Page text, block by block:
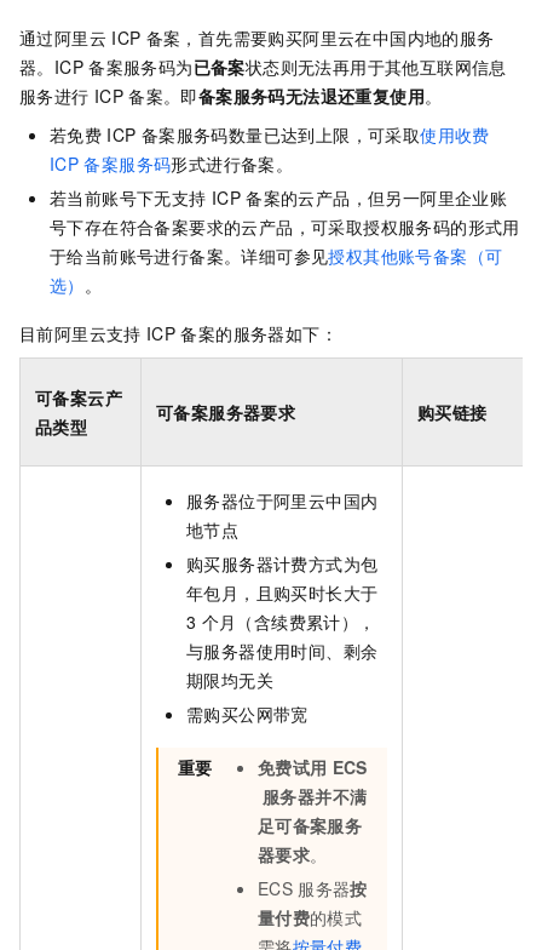
通过阿里云 ICP 备案，首先需要购买阿里云在中国内地的服务
器。ICP 备案服务码为已备案状态则无法再用于其他互联网信息
服务进行 ICP 备案。即备案服务码无法退还重复使用。
若免费 ICP 备案服务码数量已达到上限，可采取使用收费
ICP 备案服务码形式进行备案。
若当前账号下无支持 ICP 备案的云产品，但另一阿里企业账
号下存在符合备案要求的云产品，可采取授权服务码的形式用
于给当前账号进行备案。详细可参见授权其他账号备案（可
选） 。
目前阿里云支持 ICP 备案的服务器如下：
可备案云产
品类型
可备案服务器要求 购买链接
服务器位于阿里云中国内
地节点
购买服务器计费方式为包
年包月，且购买时长大于
3 个月（含续费累计），
与服务器使用时间、剩余
期限均无关
需购买公网带宽
重要 免费试用 ECS
服务器并不满
足可备案服务
器要求。
ECS 服务器按
量付费的模式